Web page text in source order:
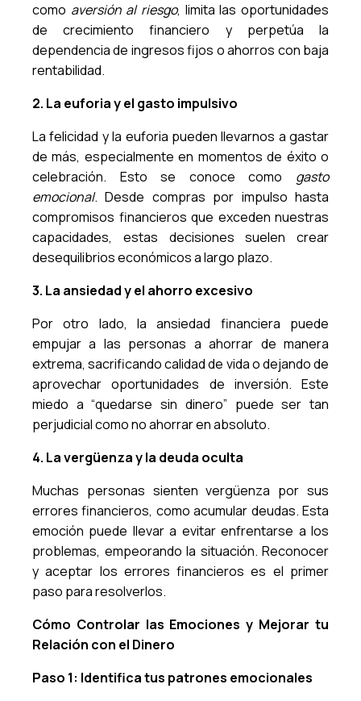
como aversión al riesgo, limita las oportunidades
de crecimiento financiero y perpetúa la
dependencia de ingresos fijos o ahorros con baja
rentabilidad.
2. La euforia y el gasto impulsivo
La felicidad y la euforia pueden llevarnos a gastar
de más, especialmente en momentos de éxito o
celebración. Esto se conoce como gasto
emocional. Desde compras por impulso hasta
compromisos financieros que exceden nuestras
capacidades, estas decisiones suelen crear
desequilibrios económicos a largo plazo.
3. La ansiedad y el ahorro excesivo
Por otro lado, la ansiedad financiera puede
empujar a las personas a ahorrar de manera
extrema, sacrificando calidad de vida o dejando de
aprovechar oportunidades de inversión. Este
miedo a “quedarse sin dinero” puede ser tan
perjudicial como no ahorrar en absoluto.
4. La vergüenza y la deuda oculta
Muchas personas sienten vergüenza por sus
errores financieros, como acumular deudas. Esta
emoción puede llevar a evitar enfrentarse a los
problemas, empeorando la situación. Reconocer
y aceptar los errores financieros es el primer
paso para resolverlos.
Cómo Controlar las Emociones y Mejorar tu
Relación con el Dinero
Paso 1: Identifica tus patrones emocionales